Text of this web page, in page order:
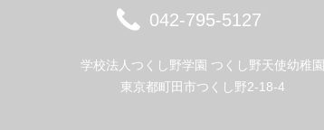
042-795-5127
学校法人つくし野学園 つくし野天使幼稚園
東京都町田市つくし野2-18-4